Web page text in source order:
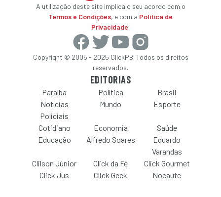
A utilização deste site implica o seu acordo com o
Termos e Condições, e com a Política de
Privacidade.
Copyright © 2005 - 2025 ClickPB. Todos os direitos
reservados.
EDITORIAS
Paraíba Política
Brasil
Notícias
Policiais
Mundo Esporte
Cotidiano Economia
Saúde
Educação
Alfredo Soares
Eduardo
Varandas
Clilson Júnior
Click da Fé
Click Gourmet
Click Jus
Click Geek Nocaute